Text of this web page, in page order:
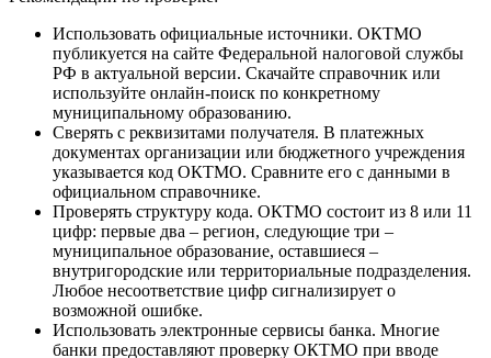
Использовать официальные источники. ОКТМО
публикуется на сайте Федеральной налоговой службы
РФ в актуальной версии. Скачайте справочник или
используйте онлайн-поиск по конкретному
муниципальному образованию.
Сверять с реквизитами получателя. В платежных
документах организации или бюджетного учреждения
указывается код ОКТМО. Сравните его с данными в
официальном справочнике.
Проверять структуру кода. ОКТМО состоит из 8 или 11
цифр: первые два – регион, следующие три –
муниципальное образование, оставшиеся –
внутригородские или территориальные подразделения.
Любое несоответствие цифр сигнализирует о
возможной ошибке.
Использовать электронные сервисы банка. Многие
банки предоставляют проверку ОКТМО при вводе